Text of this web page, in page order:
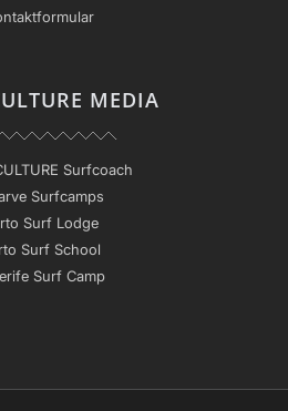
MEDIA
Surfcoach
Surfcamps
Surf Lodge
Surf School
Surf Camp